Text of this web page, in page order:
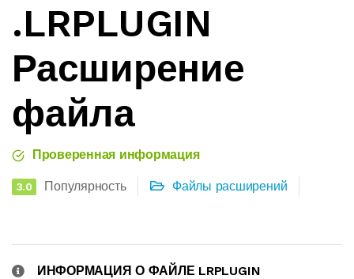
.LRPLUGIN
Расширение
файла
Проверенная информация
3.0 Популярность Файлы расширений
ИНФОРМАЦИЯ О ФАЙЛЕ LRPLUGIN